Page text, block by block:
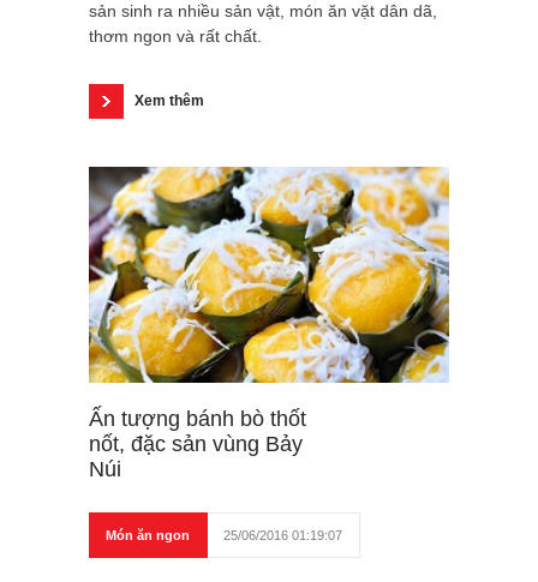
sản sinh ra nhiều sản vật, món ăn vặt dân dã,
thơm ngon và rất chất.
Xem thêm
Ấn tượng bánh bò thốt
nốt, đặc sản vùng Bảy
Núi
Món ăn ngon 25/06/2016 01:19:07